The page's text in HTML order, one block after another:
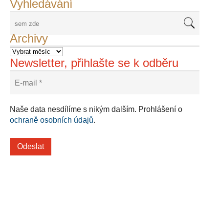
Vyhledávání
Archivy
Newsletter, přihlašte se k odběru
Naše data nesdílíme s nikým dalším. Prohlášení o
ochraně osobních údajů.